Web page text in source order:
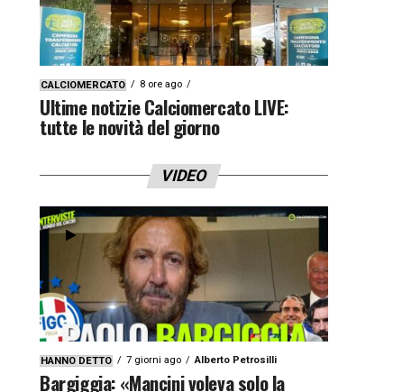
CALCIOMERCATO 8 ore ago
Ultime notizie Calciomercato LIVE:
tutte le novità del giorno
VIDEO
HANNO DETTO 7 giorni ago Alberto Petrosilli
Bargiggia: «Mancini voleva solo la